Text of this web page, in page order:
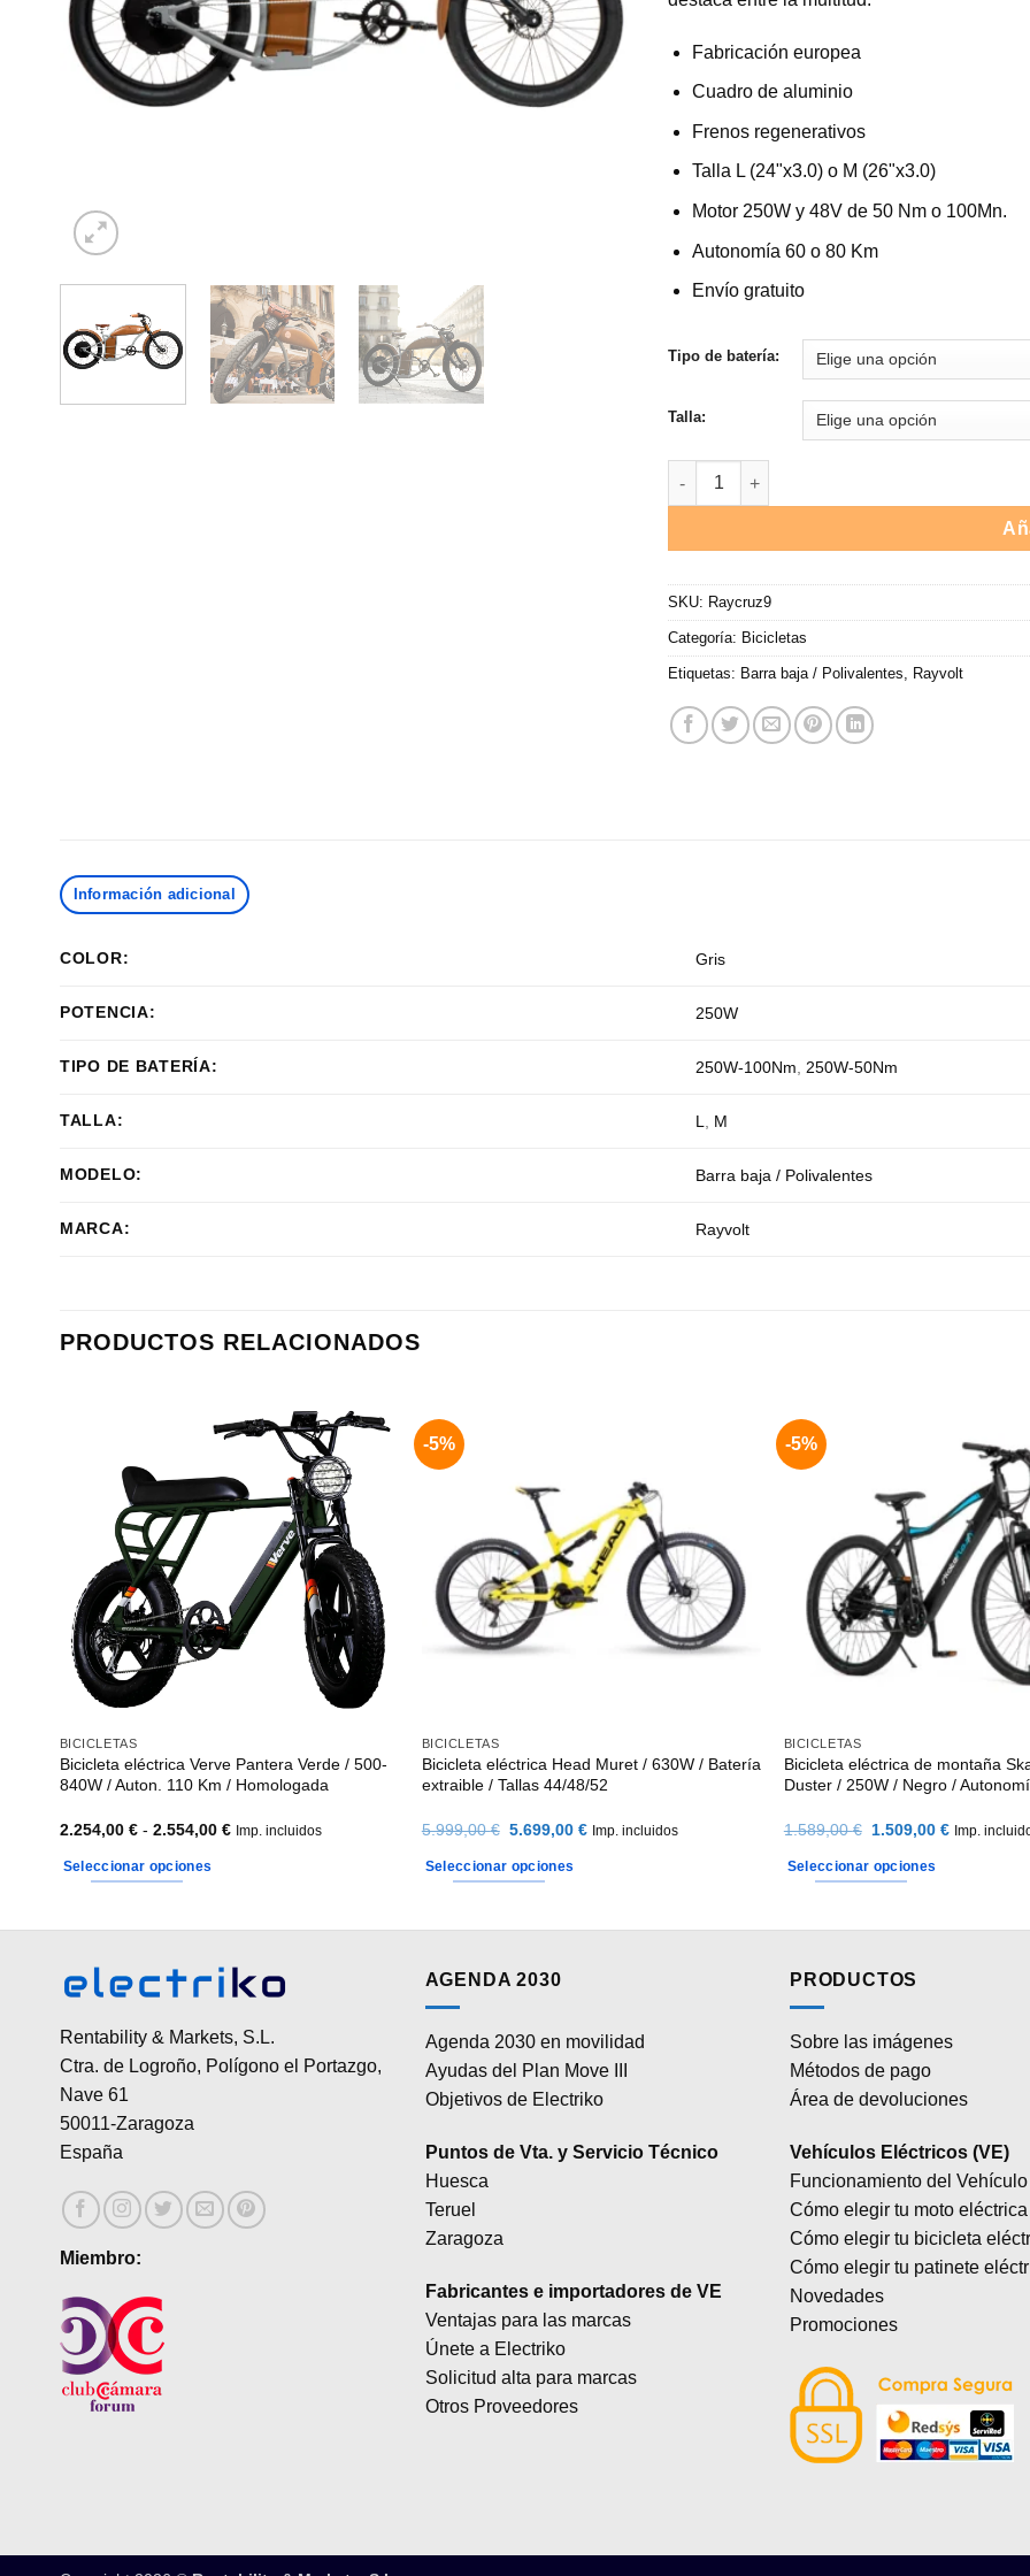
Fabricación europea
Cuadro de aluminio
Frenos regenerativos
Talla L (24"x3.0) o M (26"x3.0)
Motor 250W y 48V de 50 Nm o 100Mn.
Autonomía 60 o 80 Km
Envío gratuito
Tipo de batería:
Talla:
Bicicleta eléctrica Rayvolt Cruzere Grey /
SKU: Raycruz9
Categoría: Bicicletas
Etiquetas: Barra baja / Polivalentes Rayvolt
Información adicional
COLOR: Gris
POTENCIA: 250W
TIPO DE BATERÍA: 250W-100Nm 250W-50Nm
TALLA: L M
MODELO: Barra baja / Polivalentes
MARCA: Rayvolt
PRODUCTOS RELACIONADOS
BICICLETAS
Bicicleta eléctrica Verve Pantera Verde / 500-
840W / Auton. 110 Km / Homologada
2.254,00 € - 2.554,00 €Rango
Imp. incluidos
Seleccionar opciones
múltiples
variantes.
Las
pueden
elegir
en
página
producto
-5%
BICICLETAS
Bicicleta eléctrica Head Muret / 630W / Batería
extraible / Tallas 44/48/52
5.999,00€ El
original
era:
5.699,00€ElImp. incluidos
Seleccionar opciones
múltiples
opciones
se
pueden
en
la
página
de
-5%
BICICLETAS
Bicicleta eléctrica de montaña
Duster / 250W / Negro /
1.589,00€ El
original
era:
1.509,00€ElImp.
Seleccionar opciones
múltiples
opciones
se
pueden
en
la
página
de
producto
Rentability & Markets, S.L.
Ctra. de Logroño, Polígono el Portazgo,
Nave 61
50011-Zaragoza
España
Miembro:
AGENDA 2030
Agenda 2030 en movilidad
Ayudas del Plan Move III
Objetivos de Electriko
Puntos de Vta. y Servicio Técnico
Huesca
Teruel
Zaragoza
Fabricantes e importadores de VE
Ventajas para las marcas
Únete a Electriko
Solicitud alta para marcas
Otros Proveedores
PRODUCTOS
Sobre las imágenes
Métodos de pago
Área de devoluciones
Vehículos Eléctricos (VE)
Funcionamiento del
Cómo elegir tu moto eléctrica
Cómo elegir tu bicicleta
Cómo elegir tu patinete
Novedades
Promociones